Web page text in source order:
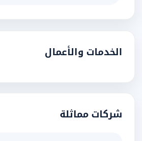
الخدمات والأعمال
شركات مماثلة